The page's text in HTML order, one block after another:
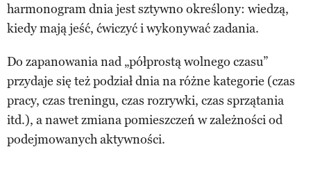
harmonogram dnia jest sztywno określony: wiedzą,
kiedy mają jeść, ćwiczyć i wykonywać zadania.
Do zapanowania nad „półprostą wolnego czasu”
przydaje się też podział dnia na różne kategorie (czas
pracy, czas treningu, czas rozrywki, czas sprzątania
itd.), a nawet zmiana pomieszczeń w zależności od
podejmowanych aktywności.